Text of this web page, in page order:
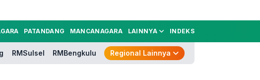
PATANDANG MANCANAGARA LAINNYA INDEKS
RMSulsel RMBengkulu Regional Lainnya